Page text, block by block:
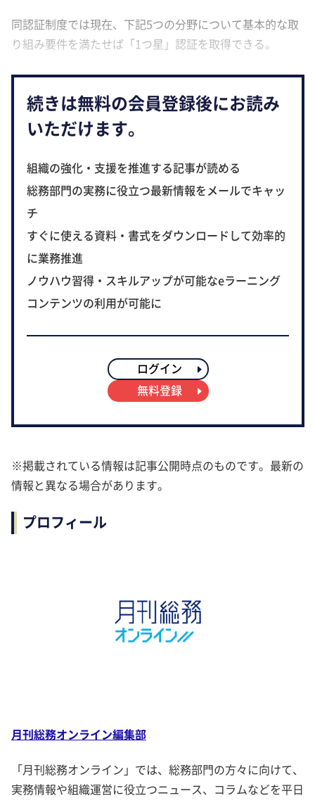
同認証制度では現在、下記5つの分野について基本的な取
り組み要件を満たせば「1つ星」認証を取得できる。
続きは無料の会員登録後にお読み
いただけます。
組織の強化・支援を推進する記事が読める
総務部門の実務に役立つ最新情報をメールでキャッ
チ
すぐに使える資料・書式をダウンロードして効率的
に業務推進
ノウハウ習得・スキルアップが可能なeラーニング
コンテンツの利用が可能に
ログイン
無料登録
※掲載されている情報は記事公開時点のものです。最新の
情報と異なる場合があります。
プロフィール
月刊総務オンライン編集部
「月刊総務オンライン」では、総務部門の方々に向けて、
実務情報や組織運営に役立つニュース、コラムなどを平日